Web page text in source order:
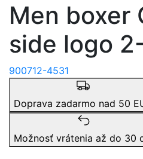
Men boxer
side logo
900712-4531
Doprava zadarmo nad 50
Možnosť vrátenia až do 30